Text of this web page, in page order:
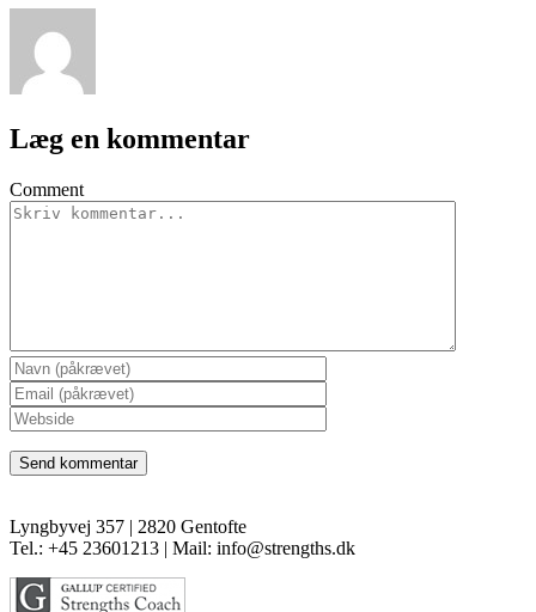
Læg en kommentar
Comment
Lyngbyvej 357 | 2820 Gentofte
Tel.: +45 23601213 | Mail: info@strengths.dk